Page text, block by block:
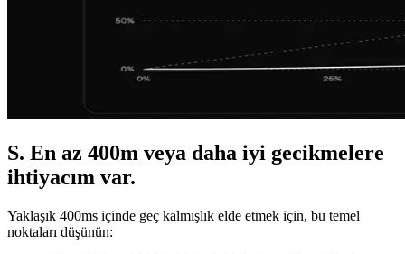
S. En az 400m veya daha iyi gecikmelere
ihtiyacım var.
Yaklaşık 400ms içinde geç kalmışlık elde etmek için, bu temel
noktaları düşünün: